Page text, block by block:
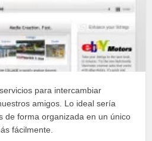
para intercambiar
amigos. Lo ideal sería
de forma organizada en un único
fácilmente.